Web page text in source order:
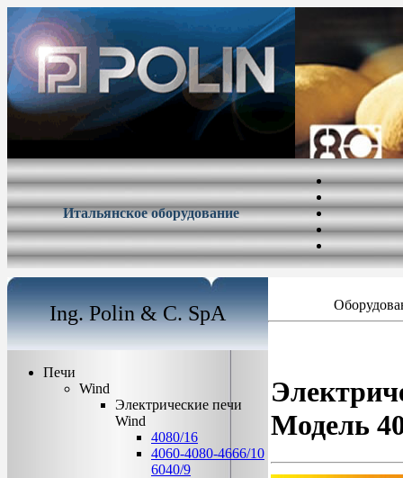
Итальянское оборудование
Ing. Polin & C. SpA
Модель
Печи
Wind
Электрические печи
Wind
4080/16
4060-4080-4666/10
6040/9